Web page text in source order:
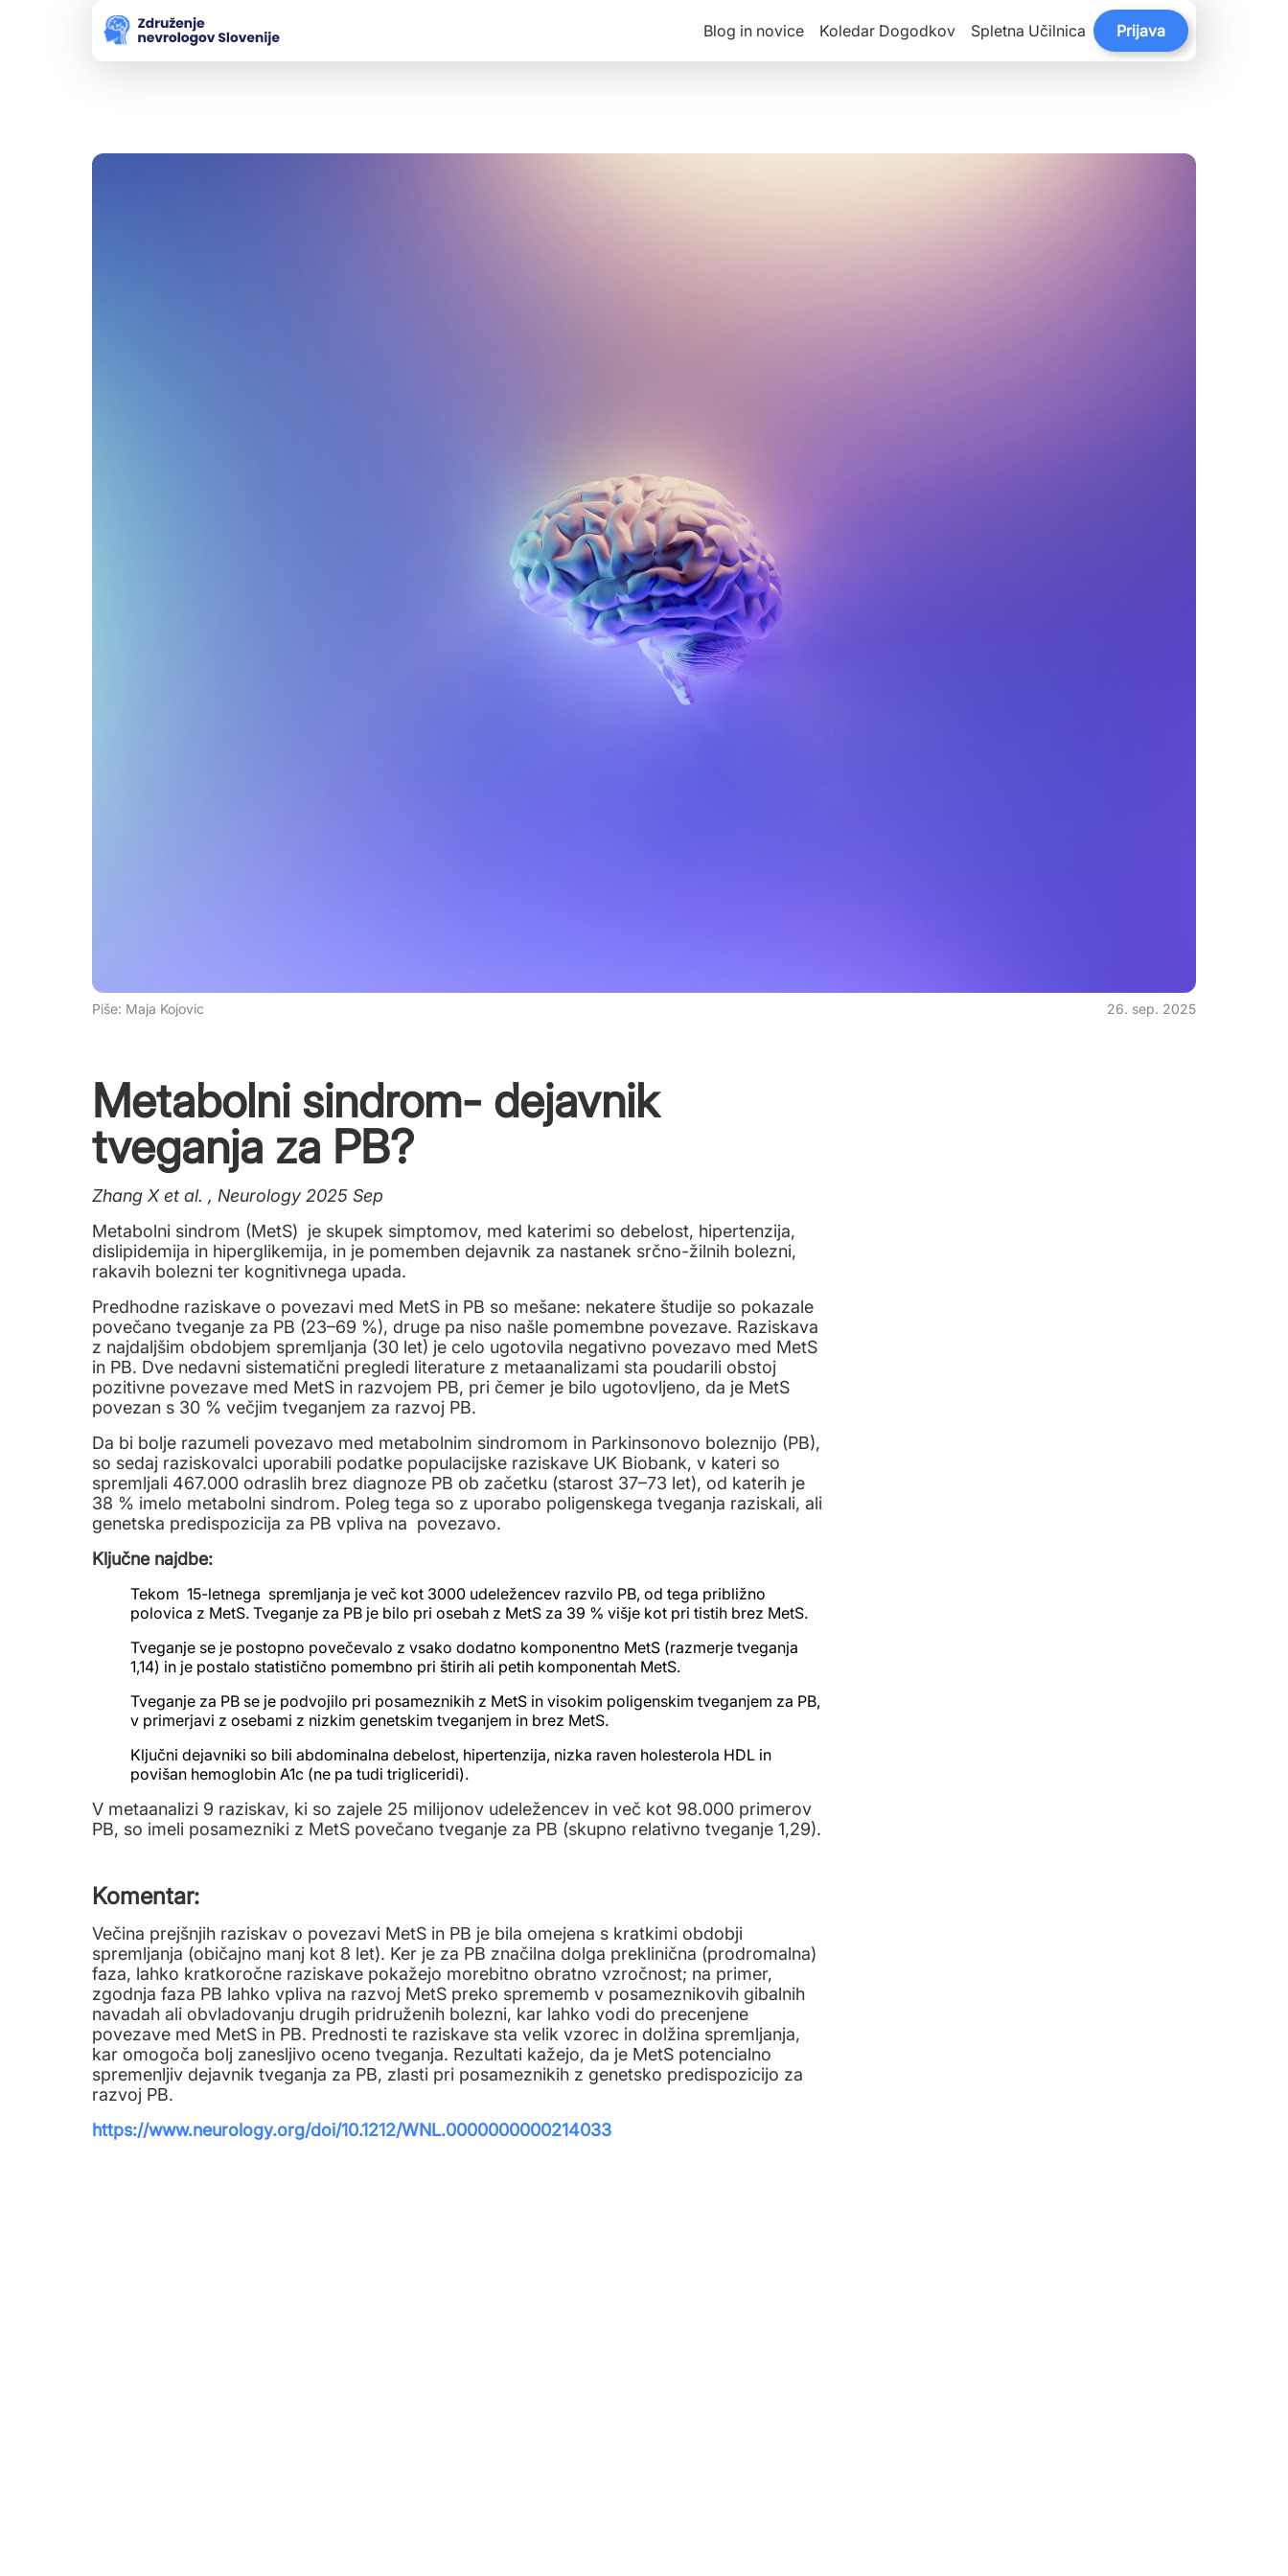
Blog in novice Koledar Dogodkov Spletna Učilnica Prijava
Piše: Maja Kojovic 26. sep. 2025
Metabolni sindrom- dejavnik
tveganja za PB?
Zhang X et al. , Neurology 2025 Sep
Metabolni sindrom (MetS) je skupek simptomov, med katerimi so debelost, hipertenzija,
dislipidemija in hiperglikemija, in je pomemben dejavnik za nastanek srčno-žilnih bolezni,
rakavih bolezni ter kognitivnega upada.
Predhodne raziskave o povezavi med MetS in PB so mešane: nekatere študije so pokazale
povečano tveganje za PB (23–69 %), druge pa niso našle pomembne povezave. Raziskava
z najdaljšim obdobjem spremljanja (30 let) je celo ugotovila negativno povezavo med MetS
in PB. Dve nedavni sistematični pregledi literature z metaanalizami sta poudarili obstoj
pozitivne povezave med MetS in razvojem PB, pri čemer je bilo ugotovljeno, da je MetS
povezan s 30 % večjim tveganjem za razvoj PB.
Da bi bolje razumeli povezavo med metabolnim sindromom in Parkinsonovo boleznijo (PB),
so sedaj raziskovalci uporabili podatke populacijske raziskave UK Biobank, v kateri so
spremljali 467.000 odraslih brez diagnoze PB ob začetku (starost 37–73 let), od katerih je
38 % imelo metabolni sindrom. Poleg tega so z uporabo poligenskega tveganja raziskali, ali
genetska predispozicija za PB vpliva na povezavo.
Ključne najdbe:
Tekom 15-letnega spremljanja je več kot 3000 udeležencev razvilo PB, od tega približno
polovica z MetS. Tveganje za PB je bilo pri osebah z MetS za 39 % višje kot pri tistih brez MetS.
Tveganje se je postopno povečevalo z vsako dodatno komponentno MetS (razmerje tveganja
1,14) in je postalo statistično pomembno pri štirih ali petih komponentah MetS.
Tveganje za PB se je podvojilo pri posameznikih z MetS in visokim poligenskim tveganjem za PB,
v primerjavi z osebami z nizkim genetskim tveganjem in brez MetS.
Ključni dejavniki so bili abdominalna debelost, hipertenzija, nizka raven holesterola HDL in
povišan hemoglobin A1c (ne pa tudi trigliceridi).
V metaanalizi 9 raziskav, ki so zajele 25 milijonov udeležencev in več kot 98.000 primerov
PB, so imeli posamezniki z MetS povečano tveganje za PB (skupno relativno tveganje 1,29).
Komentar:
Večina prejšnjih raziskav o povezavi MetS in PB je bila omejena s kratkimi obdobji
spremljanja (običajno manj kot 8 let). Ker je za PB značilna dolga preklinična (prodromalna)
faza, lahko kratkoročne raziskave pokažejo morebitno obratno vzročnost; na primer,
zgodnja faza PB lahko vpliva na razvoj MetS preko sprememb v posameznikovih gibalnih
navadah ali obvladovanju drugih pridruženih bolezni, kar lahko vodi do precenjene
povezave med MetS in PB. Prednosti te raziskave sta velik vzorec in dolžina spremljanja,
kar omogoča bolj zanesljivo oceno tveganja. Rezultati kažejo, da je MetS potencialno
spremenljiv dejavnik tveganja za PB, zlasti pri posameznikih z genetsko predispozicijo za
razvoj PB.
https://www.neurology.org/doi/10.1212/WNL.0000000000214033